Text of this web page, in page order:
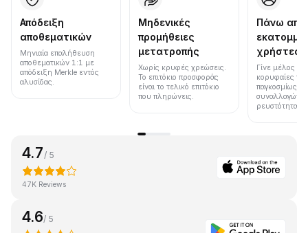
Απόδειξη
αποθεματικών
Μηνιαία επαλήθευση
αποθεματικών 1:1 με
απόδειξη Merkle εντός
αλυσίδας.
Μηδενικές
προμήθειες
μετατροπής
Χωρίς κρυφές χρεώσεις.
Το επιτόκιο προσφοράς
είναι το τελικό επιτόκιο
που πληρώνεις.
Πάνω από
χρήστες
Γίνε μέλος
κορυφαίες
παγκοσμίως
συναλλαγών
ρευστότητα.
4.7/ 5
47K Reviews
4.6/ 5